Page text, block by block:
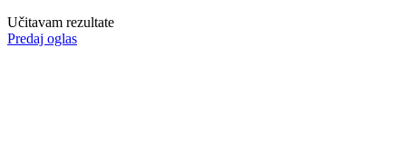
Učitavam rezultate
Predaj oglas